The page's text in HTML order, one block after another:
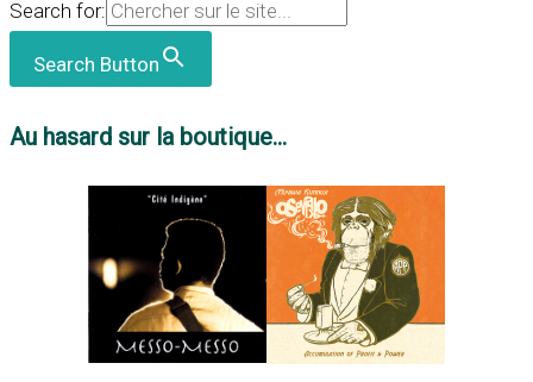
Search for:
Search Button
Au hasard sur la boutique...